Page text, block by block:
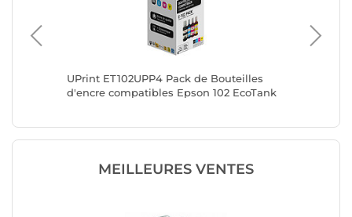
UPrint ET102UPP4 Pack de Bouteilles
d'encre compatibles Epson 102 EcoTank
MEILLEURES VENTES